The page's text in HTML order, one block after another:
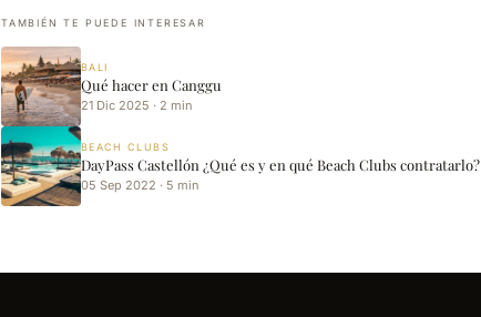
TAMBIÉN TE PUEDE INTERESAR
BALI
Qué hacer en Canggu
21 Dic 2025 · 2 min
BEACH CLUBS
DayPass Castellón ¿Qué es y en qué Beach Clubs contratarlo?
05 Sep 2022 · 5 min